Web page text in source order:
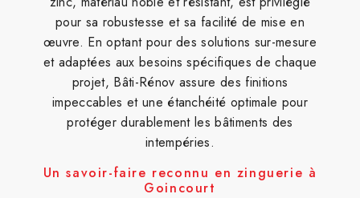
pour sa robustesse et sa facilité de mise en
œuvre. En optant pour des solutions sur-mesure
et adaptées aux besoins spécifiques de chaque
projet, Bâti-Rénov assure des finitions
impeccables et une étanchéité optimale pour
protéger durablement les bâtiments des
intempéries.
Un savoir-faire reconnu en zinguerie à
Goincourt